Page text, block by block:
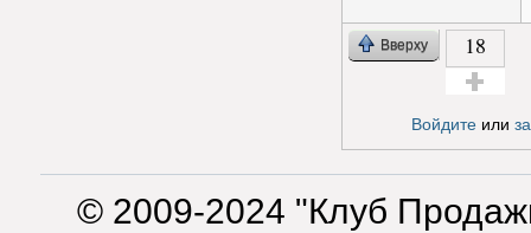
Вверху 18
Войдитеили
© 2009-2024 "Клуб